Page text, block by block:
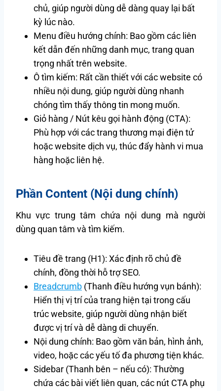
chủ, giúp người dùng dễ dàng quay lại bất
kỳ lúc nào.
Menu điều hướng chính: Bao gồm các liên
kết dẫn đến những danh mục, trang quan
trọng nhất trên website.
Ô tìm kiếm: Rất cần thiết với các website có
nhiều nội dung, giúp người dùng nhanh
chóng tìm thấy thông tin mong muốn.
Giỏ hàng / Nút kêu gọi hành động (CTA):
Phù hợp với các trang thương mại điện tử
hoặc website dịch vụ, thúc đẩy hành vi mua
hàng hoặc liên hệ.
Phần Content (Nội dung chính)
Khu vực trung tâm chứa nội dung mà người
dùng quan tâm và tìm kiếm.
Tiêu đề trang (H1): Xác định rõ chủ đề
chính, đồng thời hỗ trợ SEO.
Breadcrumb (Thanh điều hướng vụn bánh):
Hiển thị vị trí của trang hiện tại trong cấu
trúc website, giúp người dùng nhận biết
được vị trí và dễ dàng di chuyển.
Nội dung chính: Bao gồm văn bản, hình ảnh,
video, hoặc các yếu tố đa phương tiện khác.
Sidebar (Thanh bên – nếu có): Thường
chứa các bài viết liên quan, các nút CTA phụ